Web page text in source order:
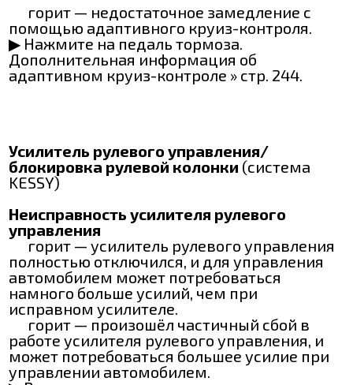
горит — недостаточное замедление с
помощью адаптивного круиз-контроля.
▶ Нажмите на педаль тормоза.
Дополнительная информация об
адаптивном круиз-контроле » стр. 244.
Усилитель рулевого управления/
блокировка рулевой колонки (система
KESSY)
Неисправность усилителя рулевого
управления
горит — усилитель рулевого управления
полностью отключился, и для управления
автомобилем может потребоваться
намного больше усилий, чем при
исправном усилителе.
горит — произошёл частичный сбой в
работе усилителя рулевого управления, и
может потребоваться большее усилие при
управлении автомобилем.